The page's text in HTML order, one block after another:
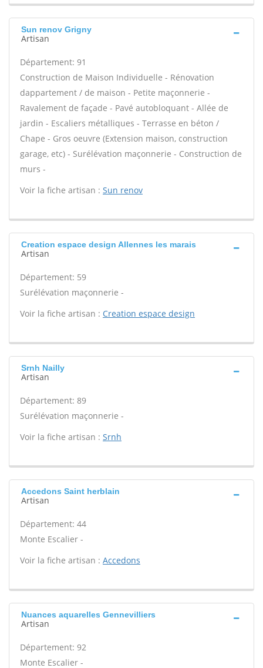
Sun renov Grigny
Artisan
Département: 91
Construction de Maison Individuelle - Rénovation
dappartement / de maison - Petite maçonnerie -
Ravalement de façade - Pavé autobloquant - Allée de
jardin - Escaliers métalliques - Terrasse en béton /
Chape - Gros oeuvre (Extension maison, construction
garage, etc) - Surélévation maçonnerie - Construction de
murs -
Voir la fiche artisan : Sun renov
Creation espace design Allennes les marais
Artisan
Département: 59
Surélévation maçonnerie -
Voir la fiche artisan : Creation espace design
Srnh Nailly
Artisan
Département: 89
Surélévation maçonnerie -
Voir la fiche artisan : Srnh
Accedons Saint herblain
Artisan
Département: 44
Monte Escalier -
Voir la fiche artisan : Accedons
Nuances aquarelles Gennevilliers
Artisan
Département: 92
Monte Escalier -